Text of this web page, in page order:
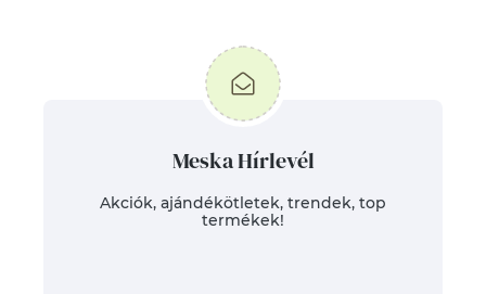
Meska Hírlevél
Akciók, ajándékötletek, trendek, top
termékek!